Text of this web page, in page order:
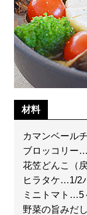
材料
カマンベール
ブロッコリー
花笠どんこ（
ヒラタケ…1/2
ミニトマト…5
野菜の旨みだ